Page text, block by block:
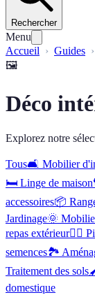
Rechercher
Menu
Accueil
Guides
🖼️
Déco
Explorez notre
Tous🛋️ Mobilier
🛏️ Linge de maison
accessoires📦
Jardinage🌞
repas extérieur🏊‍♂️
semences🏞️
Traitement des sols
domestique